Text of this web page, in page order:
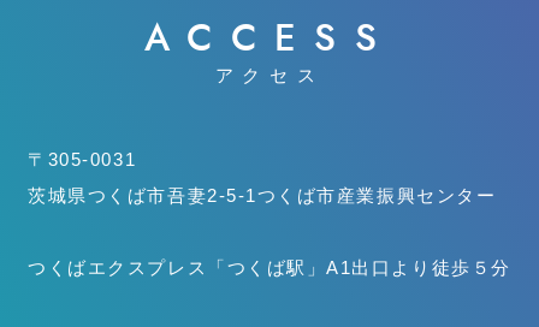
ACCESS
アクセス
〒305-0031
茨城県つくば市吾妻2-5-1つくば市産業振興センター
つくばエクスプレス「つくば駅」A1出口より徒歩５分